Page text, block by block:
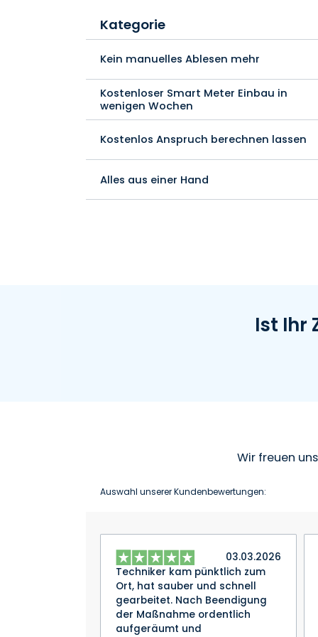
Kategorie
Kein manuelles Ablesen mehr
Kostenloser Smart Meter Einbau in
wenigen Wochen
Kostenlos Anspruch berechnen lassen
Alles aus einer Hand
Ist Ihr
Wir freuen
Auswahl unserer Kundenbewertungen:
03.03.2026
Techniker kam pünktlich zum
Ort, hat sauber und schnell
gearbeitet. Nach Beendigung
der Maßnahme ordentlich
aufgeräumt und